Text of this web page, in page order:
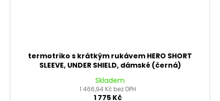
termotriko s krátkým rukávem HERO SHORT
SLEEVE, UNDER SHIELD, dámské (černá)
Skladem
1 466,94 Kč bez DPH
1 775 Kč